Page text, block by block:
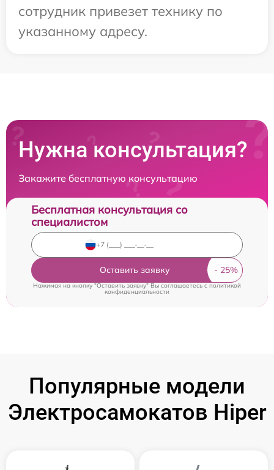
сотрудник привезет технику по
указанному адресу.
Нужна консультация?
Закажите бесплатную консультацию
Бесплатная консультация со
специалистом
Оставить заявку
Нажимая на кнопку "Оставить заявку" Вы соглашаетесь cполитикой
конфиденциальности
Популярные модели
Электросамокатов Hiper